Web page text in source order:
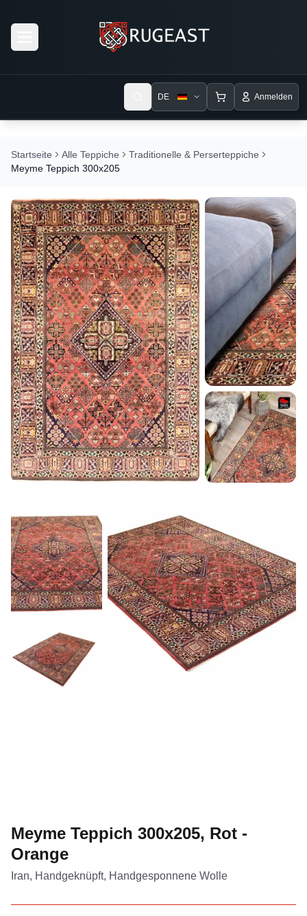
DE Anmelden
Startseite Alle Teppiche
Traditionelle & Perserteppiche
Meyme Teppich 300x205
Meyme Teppich 300x205, Rot -
Orange
Iran, Handgeknüpft, Handgesponnene Wolle